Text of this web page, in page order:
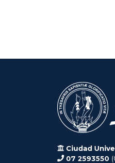
Ciudad
07 2593550